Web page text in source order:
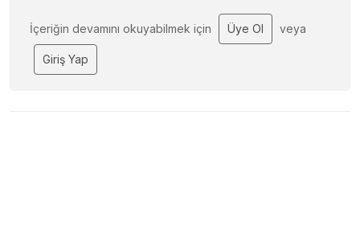
İçeriğin devamını okuyabilmek için Üye Ol veya
Giriş Yap